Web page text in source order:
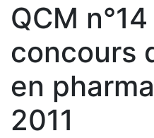
QCM
concours
en
2011